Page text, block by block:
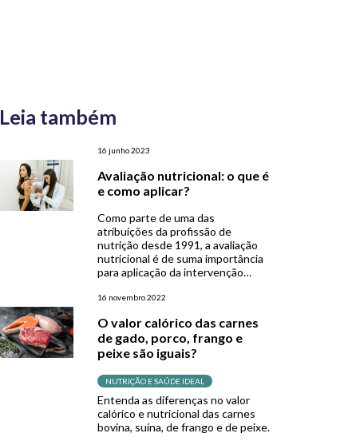
Leia também
16 junho 2023
Avaliação nutricional: o que é
e como aplicar?
Como parte de uma das
atribuições da profissão de
nutrição desde 1991, a avaliação
nutricional é de suma importância
para aplicação da intervenção
nutricional adequado é atingindo
alimentar e a demanda. Mas o que
é Avaliação Nutricional? Segundo
American Dietetic Association, a
16 novembro 2022
O valor calórico das carnes
de gado, porco, frango e
peixe são iguais?
NUTRIÇÃO E SAÚDE IDEAL
Entenda as diferenças no valor
calórico e nutricional das carnes
bovina, suína, de frango e de peixe.